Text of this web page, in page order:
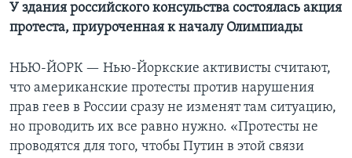
У здания российского консульства состоялась акция
протеста, приуроченная к началу Олимпиады
НЬЮ-ЙОРК — Нью-Йоркские активисты считают,
что американские протесты против нарушения
прав геев в России сразу не изменят там ситуацию,
но проводить их все равно нужно. «Протесты не
проводятся для того, чтобы Путин в этой связи